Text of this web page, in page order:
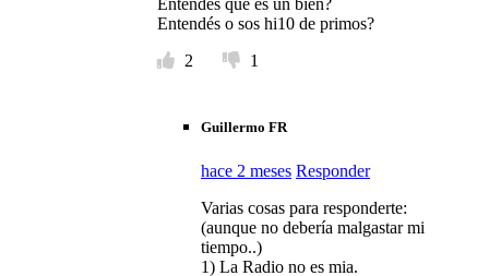
Entendés que es un bien?
Entendés o sos hi10 de primos?
2
1
Guillermo FR
hace 2 meses Responder
Varias cosas para responderte:
(aunque no debería malgastar mi
tiempo..)
1) La Radio no es mia.